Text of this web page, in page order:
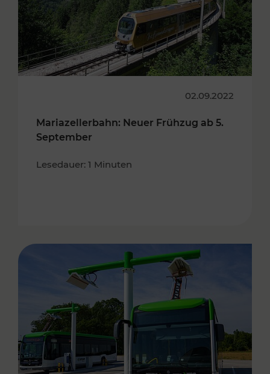
02.09.2022
Mariazellerbahn: Neuer Frühzug ab 5.
September
Lesedauer: 1 Minuten